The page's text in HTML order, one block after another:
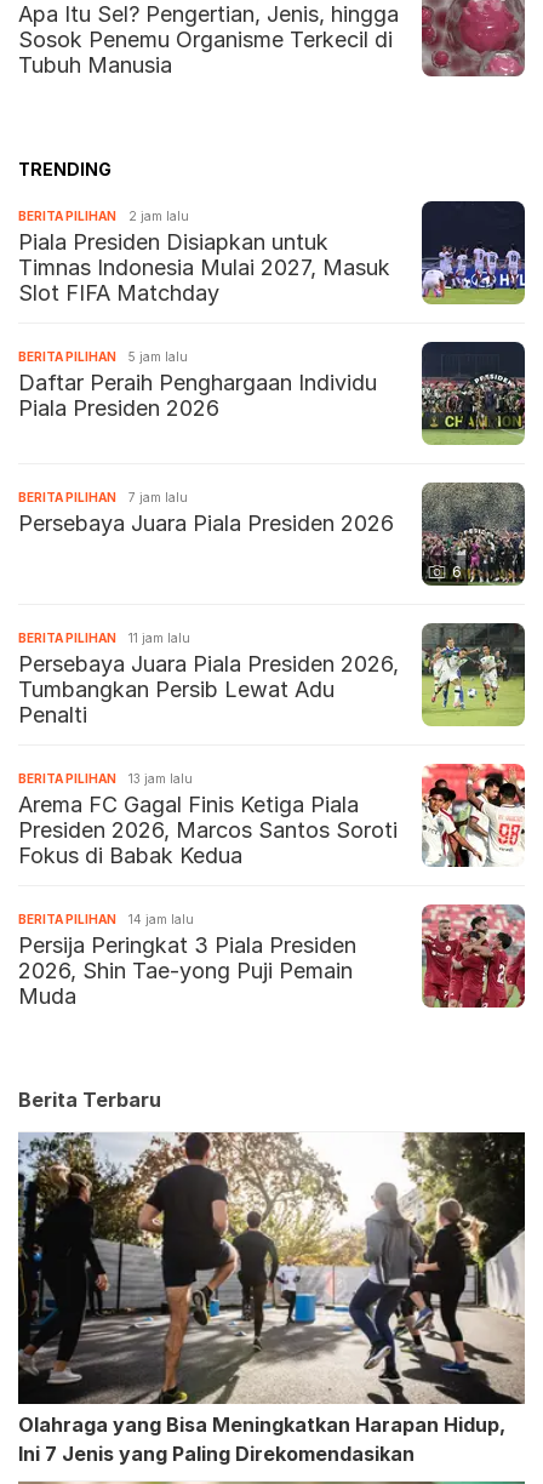
Apa Itu Sel? Pengertian, Jenis, hingga
Sosok Penemu Organisme Terkecil di
Tubuh Manusia
TRENDING
BERITA PILIHAN 2 jam lalu
Piala Presiden Disiapkan untuk
Timnas Indonesia Mulai 2027, Masuk
Slot FIFA Matchday
BERITA PILIHAN 5 jam lalu
Daftar Peraih Penghargaan Individu
Piala Presiden 2026
6
BERITA PILIHAN 7 jam lalu
Persebaya Juara Piala Presiden 2026
BERITA PILIHAN 11 jam lalu
Persebaya Juara Piala Presiden 2026,
Tumbangkan Persib Lewat Adu
Penalti
BERITA PILIHAN 13 jam lalu
Arema FC Gagal Finis Ketiga Piala
Presiden 2026, Marcos Santos Soroti
Fokus di Babak Kedua
BERITA PILIHAN 14 jam lalu
Persija Peringkat 3 Piala Presiden
2026, Shin Tae-yong Puji Pemain
Muda
Berita Terbaru
Olahraga yang Bisa Meningkatkan Harapan Hidup,
Ini 7 Jenis yang Paling Direkomendasikan